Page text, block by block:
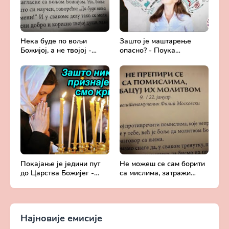
Нека буде по вољи
Божијој, а не твојој -
дан
Зашто је маштарење
опасно? - Поука
Карелина
Покајање је једини пут
до Царства Божијег -
без Христа
Не можеш се сам борити
са мислима, затражи
Добротољубље за сваки
Најновије емисије